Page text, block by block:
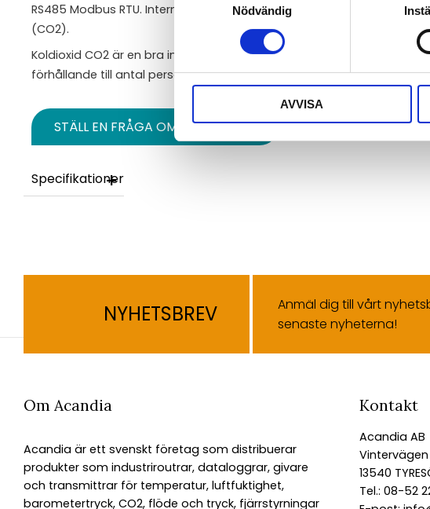
Nödvändig
AVVISA
RS485 Modbus RTU. Interna sensorer för temperatur, luftfuktighet och
(CO2).
Koldioxid CO2 är en bra indikator på hur väl dimensionerad
förhållande till antal personer som vistas i lokaleler.
STÄLL EN FRÅGA OM PRODUKTEN
Specifikationer
NYHETSBREV
Anmäl dig till vårt
senaste nyheterna!
Om Acandia
Acandia är ett svenskt företag som distribuerar
produkter som industriroutrar, dataloggrar, givare
och transmittrar för temperatur, luftfuktighet,
barometertryck, CO2, flöde och tryck, fjärrstyrningar
Kontakt
Acandia AB
Vintervägen
13540
Tel.: 08-52